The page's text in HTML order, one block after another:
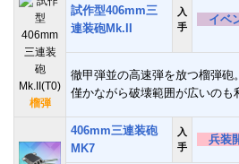
榴弾
試作型406mm三
連装砲Mk.II
入
手
イベ
徹甲弾並の高速弾を放つ榴弾砲
僅かながら破壊範囲が広いのも
406mm三連装砲
MK7
入
手
兵装